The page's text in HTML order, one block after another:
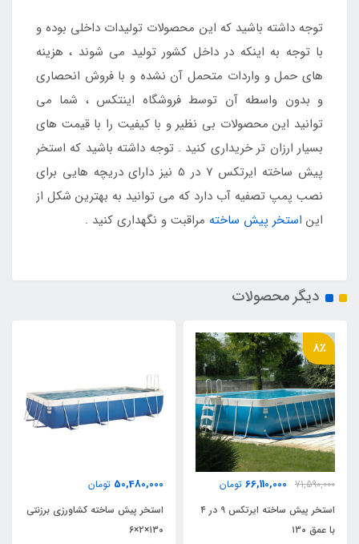
توجه داشته باشید که این محصولات تولیدات داخلی بوده و
با توجه به اینکه در داخل کشور تولید می شوند ، هزینه
های حمل و واردات متحمل آن نشده و با فروش انحصاری
و بدون واسطه آن توسط فروشگاه اینتکس ، شما می
توانید این محصولات بی نظیر و با کیفیت را با قیمت های
بسیار ارزان تر خریداری کنید . توجه داشته باشید که استخر
پیش ساخته ایرتکس 7 در 5 نیز دارای دریچه هایی برای
نصب پمپ تصفیه آب دارد که می توانید به بهترین شکل از
این استخر پیش ساخته مراقبت و نگهداری کنید .
دیگر محصولات
8٪
71,590,000
66,110,000 تومان
استخر پیش ساخته ایرتکس ۹ در ۴
با عمق ۱۳۰
50,480,000 تومان
استخر پیش ساخته کشاورزی برزنتی
۱۳۰×۲×۶